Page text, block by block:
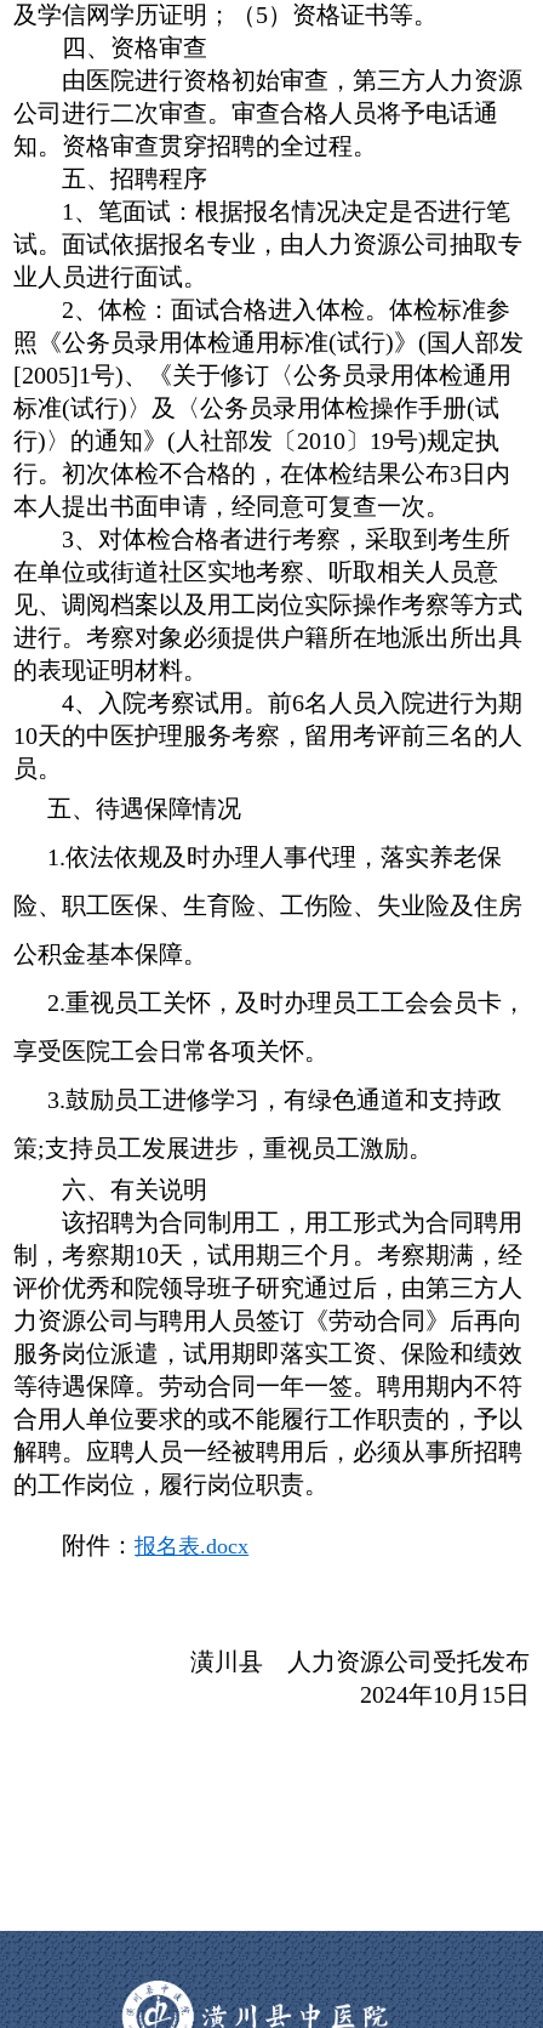
及学信网学历证明；（5）资格证书等。
四、资格审查
由医院进行资格初始审查，第三方人力资源
公司进行二次审查。审查合格人员将予电话通
知。资格审查贯穿招聘的全过程。
五、招聘程序
1、笔面试：根据报名情况决定是否进行笔
试。面试依据报名专业，由人力资源公司抽取专
业人员进行面试。
2、体检：面试合格进入体检。体检标准参
照《公务员录用体检通用标准(试行)》(国人部发
[2005]1号)、《关于修订〈公务员录用体检通用
标准(试行)〉及〈公务员录用体检操作手册(试
行)〉的通知》(人社部发〔2010〕19号)规定执
行。初次体检不合格的，在体检结果公布3日内
本人提出书面申请，经同意可复查一次。
3、对体检合格者进行考察，采取到考生所
在单位或街道社区实地考察、听取相关人员意
见、调阅档案以及用工岗位实际操作考察等方式
进行。考察对象必须提供户籍所在地派出所出具
的表现证明材料。
4、入院考察试用。前6名人员入院进行为期
10天的中医护理服务考察，留用考评前三名的人
员。
五、待遇保障情况
1.依法依规及时办理人事代理，落实养老保
险、职工医保、生育险、工伤险、失业险及住房
公积金基本保障。
2.重视员工关怀，及时办理员工工会会员卡，
享受医院工会日常各项关怀。
3.鼓励员工进修学习，有绿色通道和支持政
策;支持员工发展进步，重视员工激励。
六、有关说明
该招聘为合同制用工，用工形式为合同聘用
制，考察期10天，试用期三个月。考察期满，经
评价优秀和院领导班子研究通过后，由第三方人
力资源公司与聘用人员签订《劳动合同》后再向
服务岗位派遣，试用期即落实工资、保险和绩效
等待遇保障。劳动合同一年一签。聘用期内不符
合用人单位要求的或不能履行工作职责的，予以
解聘。应聘人员一经被聘用后，必须从事所招聘
的工作岗位，履行岗位职责。
附件：报名表.docx
潢川县
人力资源公司受托发布
2024年10月15日